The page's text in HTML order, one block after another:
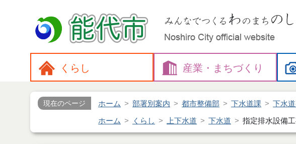
くらし 産業・ まちづくり
現在のページ ホーム 部署別案内 都市整備部 下水道課 下水
ホーム くらし 上下水道 下水道 指定排水設備